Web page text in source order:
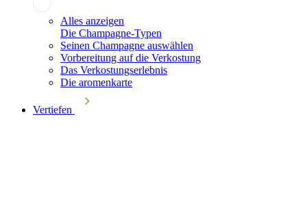
Alles anzeigen
Die Champagne-Typen
Seinen Champagne auswählen
Vorbereitung auf die Verkostung
Das Verkostungserlebnis
Die aromenkarte
Vertiefen